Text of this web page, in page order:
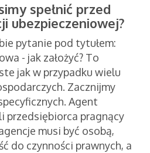
spełnić przed
ubezpieczeniowej?
pytanie pod tytułem:
- jak założyć? To
jak w przypadku wielu
Zacznijmy
Agent
przedsiębiorca pragnący
musi być osobą,
do czynności prawnych, a